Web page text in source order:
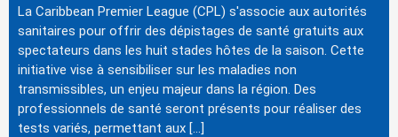
La Caribbean Premier League (CPL) s'associe aux autorités
sanitaires pour offrir des dépistages de santé gratuits aux
spectateurs dans les huit stades hôtes de la saison. Cette
initiative vise à sensibiliser sur les maladies non
transmissibles, un enjeu majeur dans la région. Des
professionnels de santé seront présents pour réaliser des
tests variés, permettant aux […]